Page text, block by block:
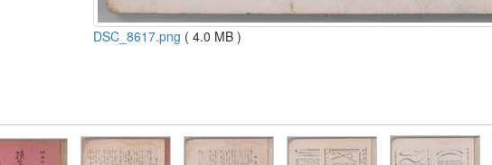
DSC_8617.png ( 4.0 MB )